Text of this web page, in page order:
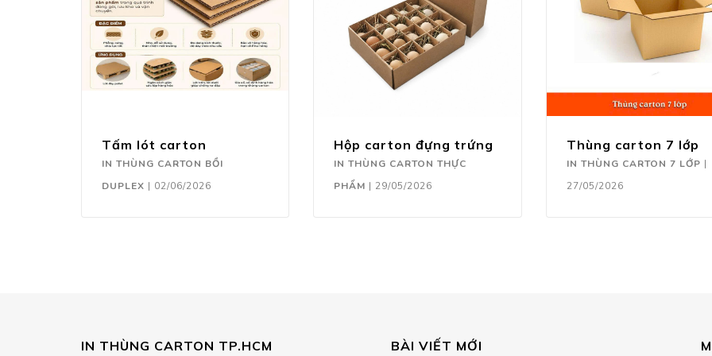
Tấm lót carton
IN THÙNG CARTON BỒI
DUPLEX | 02/06/2026
Hộp carton đựng trứng
IN THÙNG CARTON THỰC
PHẨM | 29/05/2026
Thùng carton 7 lớp
IN THÙNG CARTON 7 LỚP |
27/05/2026
IN THÙNG CARTON TP.HCM BÀI VIẾT MỚI